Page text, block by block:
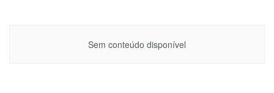
Sem conteúdo disponível